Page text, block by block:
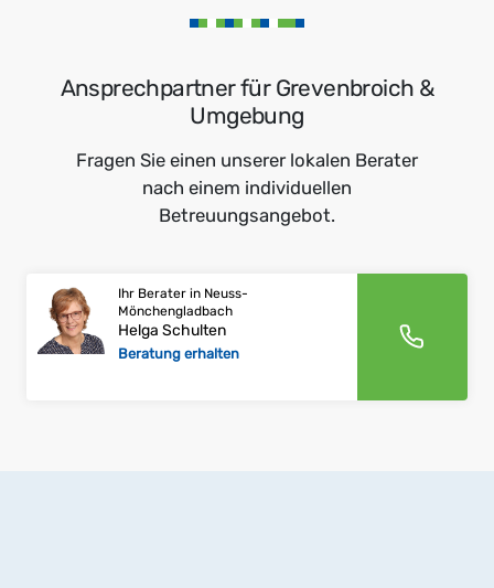
Ansprechpartner für Grevenbroich &
Umgebung
Fragen Sie einen unserer lokalen Berater
nach einem individuellen
Betreuungsangebot.
Ihr Berater in Neuss-
Mönchengladbach
Helga Schulten
Beratung erhalten